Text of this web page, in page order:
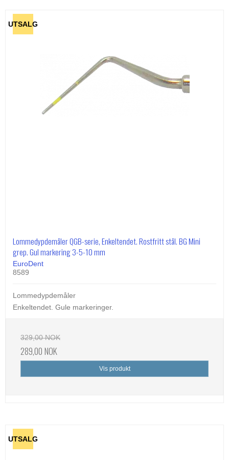
UTSALG
Lommedypdemåler QGB-serie, Enkeltendet. Rostfritt stål. BG Mini
grep. Gul markering 3-5-10 mm
EuroDent
8589
Lommedypdemåler
Enkeltendet. Gule markeringer.
329,00 NOK
289,00 NOK
Vis produkt
UTSALG